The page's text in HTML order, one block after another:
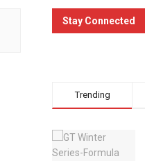
Stay Connected
Trending